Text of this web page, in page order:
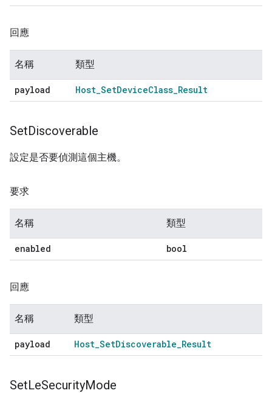
回應
名稱 類型
payload Host_SetDeviceClass_Result
SetDiscoverable
設定是否要偵測這個主機。
要求
名稱 類型
enabled bool
回應
名稱 類型
payload Host_SetDiscoverable_Result
SetLeSecurityMode